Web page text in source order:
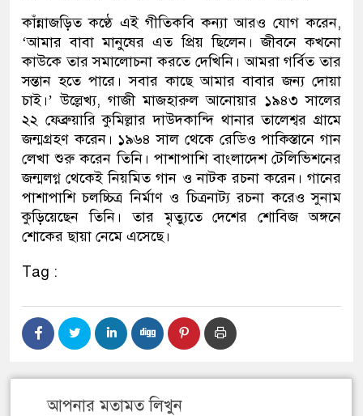
কাঁন্নাজড়িত কণ্ঠে এই গীতিকবি কন্যা আরও যোগ করেন,
‘আমার বাবা মানুষের এত প্রিয় ছিলেন। জীবনে কখনো
কাউকে তার সমালোচনা করতে দেখিনি। আমরা গর্বিত তার
সন্তান হতে পারে। সবার কাছে আমার বাবার জন্য দোয়া
চাই।’ উল্লেখ্য, গাজী মাজহারুল আনোয়ার ১৯৪৩ সালের
২২ ফেব্রুয়ারি কুমিল্লার দাউদকান্দি থানার তালেশ্বর গ্রামে
জন্মগ্রহণ করেন। ১৯৬৪ সাল থেকে রেডিও পাকিস্তানে গান
লেখা শুরু করেন তিনি। পাশাপাশি বাংলাদেশ টেলিভিশনের
জন্মলগ্ন থেকেই নিয়মিত গান ও নাটক রচনা করেন। গানের
পাশাপাশি চলচ্চিত্র নির্মাণ ও চিত্রনাট্য রচনা করেও সুনাম
কুড়িয়েছেন তিনি। তার মৃত্যুতে দেশের শোবিজ অঙ্গনে
শোকের ছায়া নেমে এসেছে।
Tag :
আপনার মতামত লিখুন